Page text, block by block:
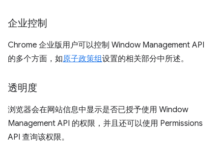
企业控制
Chrome 企业版用户可以控制 Window Management API
的多个方面，如原子政策组设置的相关部分中所述。
透明度
浏览器会在网站信息中显示是否已授予使用 Window
Management API 的权限，并且还可以使用 Permissions
API 查询该权限。